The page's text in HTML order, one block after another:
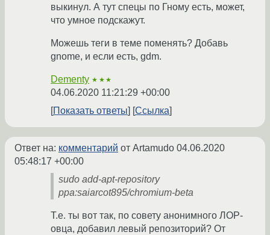
выкинул. А тут спецы по Гному есть, может,
что умное подскажут.
Можешь теги в теме поменять? Добавь
gnome, и если есть, gdm.
Dementy ★★★
04.06.2020 11:21:29 +00:00
Показать ответы
Ссылка
Ответ на: комментарий от Artamudo 04.06.2020
05:48:17 +00:00
sudo add-apt-repository
ppa:saiarcot895/chromium-beta
Т.е. ты вот так, по совету анонимного ЛОР-
овца, добавил левый репозиторий? От